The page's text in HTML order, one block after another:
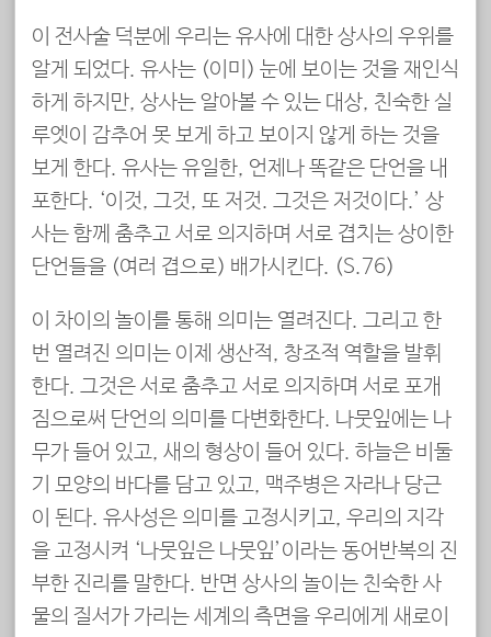
이 전사술 덕분에 우리는 유사에 대한 상사의 우위를
알게 되었다. 유사는 (이미) 눈에 보이는 것을 재인식
하게 하지만, 상사는 알아볼 수 있는 대상, 친숙한 실
루엣이 감추어 못 보게 하고 보이지 않게 하는 것을
보게 한다. 유사는 유일한, 언제나 똑같은 단언을 내
포한다. ‘이것, 그것, 또 저것. 그것은 저것이다.’ 상
사는 함께 춤추고 서로 의지하며 서로 겹치는 상이한
단언들을 (여러 겹으로) 배가시킨다. (S.76)
이 차이의 놀이를 통해 의미는 열려진다. 그리고 한
번 열려진 의미는 이제 생산적, 창조적 역할을 발휘
한다. 그것은 서로 춤추고 서로 의지하며 서로 포개
짐으로써 단언의 의미를 다변화한다. 나뭇잎에는 나
무가 들어 있고, 새의 형상이 들어 있다. 하늘은 비둘
기 모양의 바다를 담고 있고, 맥주병은 자라나 당근
이 된다. 유사성은 의미를 고정시키고, 우리의 지각
을 고정시켜 ‘나뭇잎은 나뭇잎’이라는 동어반복의 진
부한 진리를 말한다. 반면 상사의 놀이는 친숙한 사
물의 질서가 가리는 세계의 측면을 우리에게 새로이